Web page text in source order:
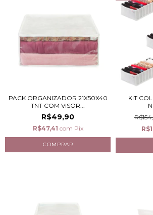
PACK ORGANIZADOR 21X50X40
TNT COM VISOR...
R$49,90
R$47,41 com Pix
KIT